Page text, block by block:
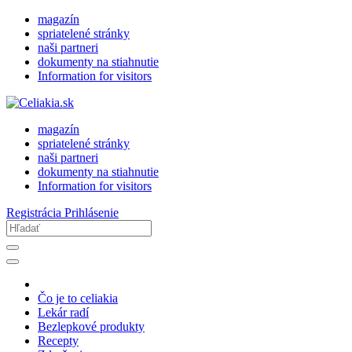
magazín
spriatelené stránky
naši partneri
dokumenty na stiahnutie
Information for visitors
magazín
spriatelené stránky
naši partneri
dokumenty na stiahnutie
Information for visitors
Registrácia Prihlásenie
Čo je to celiakia
Lekár radí
Bezlepkové produkty
Recepty